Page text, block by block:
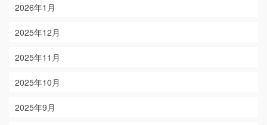
2026年1月
2025年12月
2025年11月
2025年10月
2025年9月